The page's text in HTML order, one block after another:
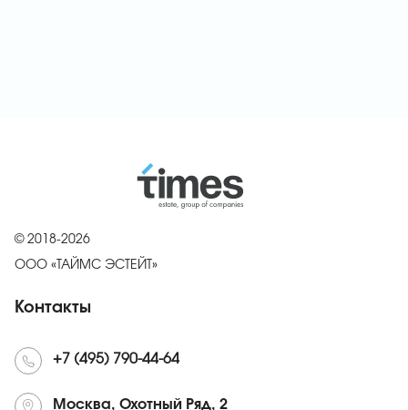
© 2018-2026
ООО «ТАЙМС ЭСТЕЙТ»
Контакты
+7 (495) 790-44-64
Москва, Охотный Ряд, 2